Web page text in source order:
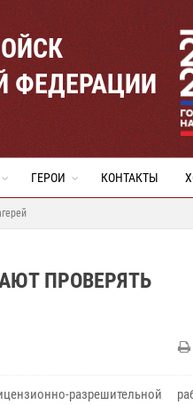
ФЕДЕРАЦИИ
ГЕРОИ КОНТАКТЫ
ПРОВЕРЯТЬ
разрешительной